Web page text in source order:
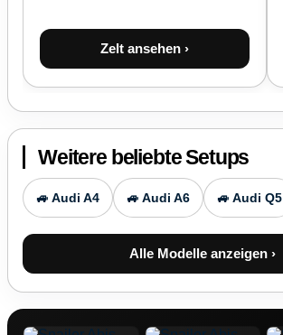
Zelt ansehen ›
Weitere beliebte Setups
🚙 Audi A4 🚙 Audi A6 🚙 Audi Q5
Alle Modelle anzeigen ›